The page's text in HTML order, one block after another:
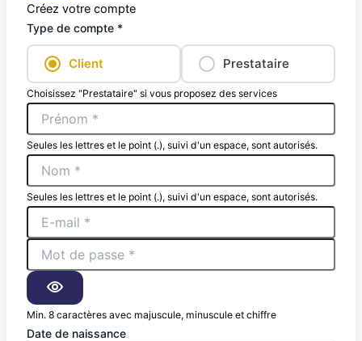
Créez votre compte
Type de compte *
Client Prestataire
Choisissez "Prestataire" si vous proposez des services
Seules les lettres et le point (.), suivi d'un espace, sont autorisés.
Seules les lettres et le point (.), suivi d'un espace, sont autorisés.
Min. 8 caractères avec majuscule, minuscule et chiffre
Date de naissance